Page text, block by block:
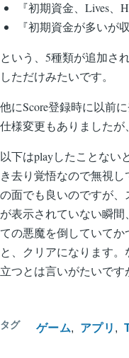
『初期資金、Lives
『初期資金が多いが
という、5種類が追加さ
しただけみたいです。
他にScore登録時に以前
仕様変更もありましたが
以下はplayしたことない
き去り覚悟なので無視
の面でも良いのですが
が表示されていない瞬
ての悪魔を倒していてか
と、クリアになります
立つとは言いがたいです
タグ ゲーム アプリ